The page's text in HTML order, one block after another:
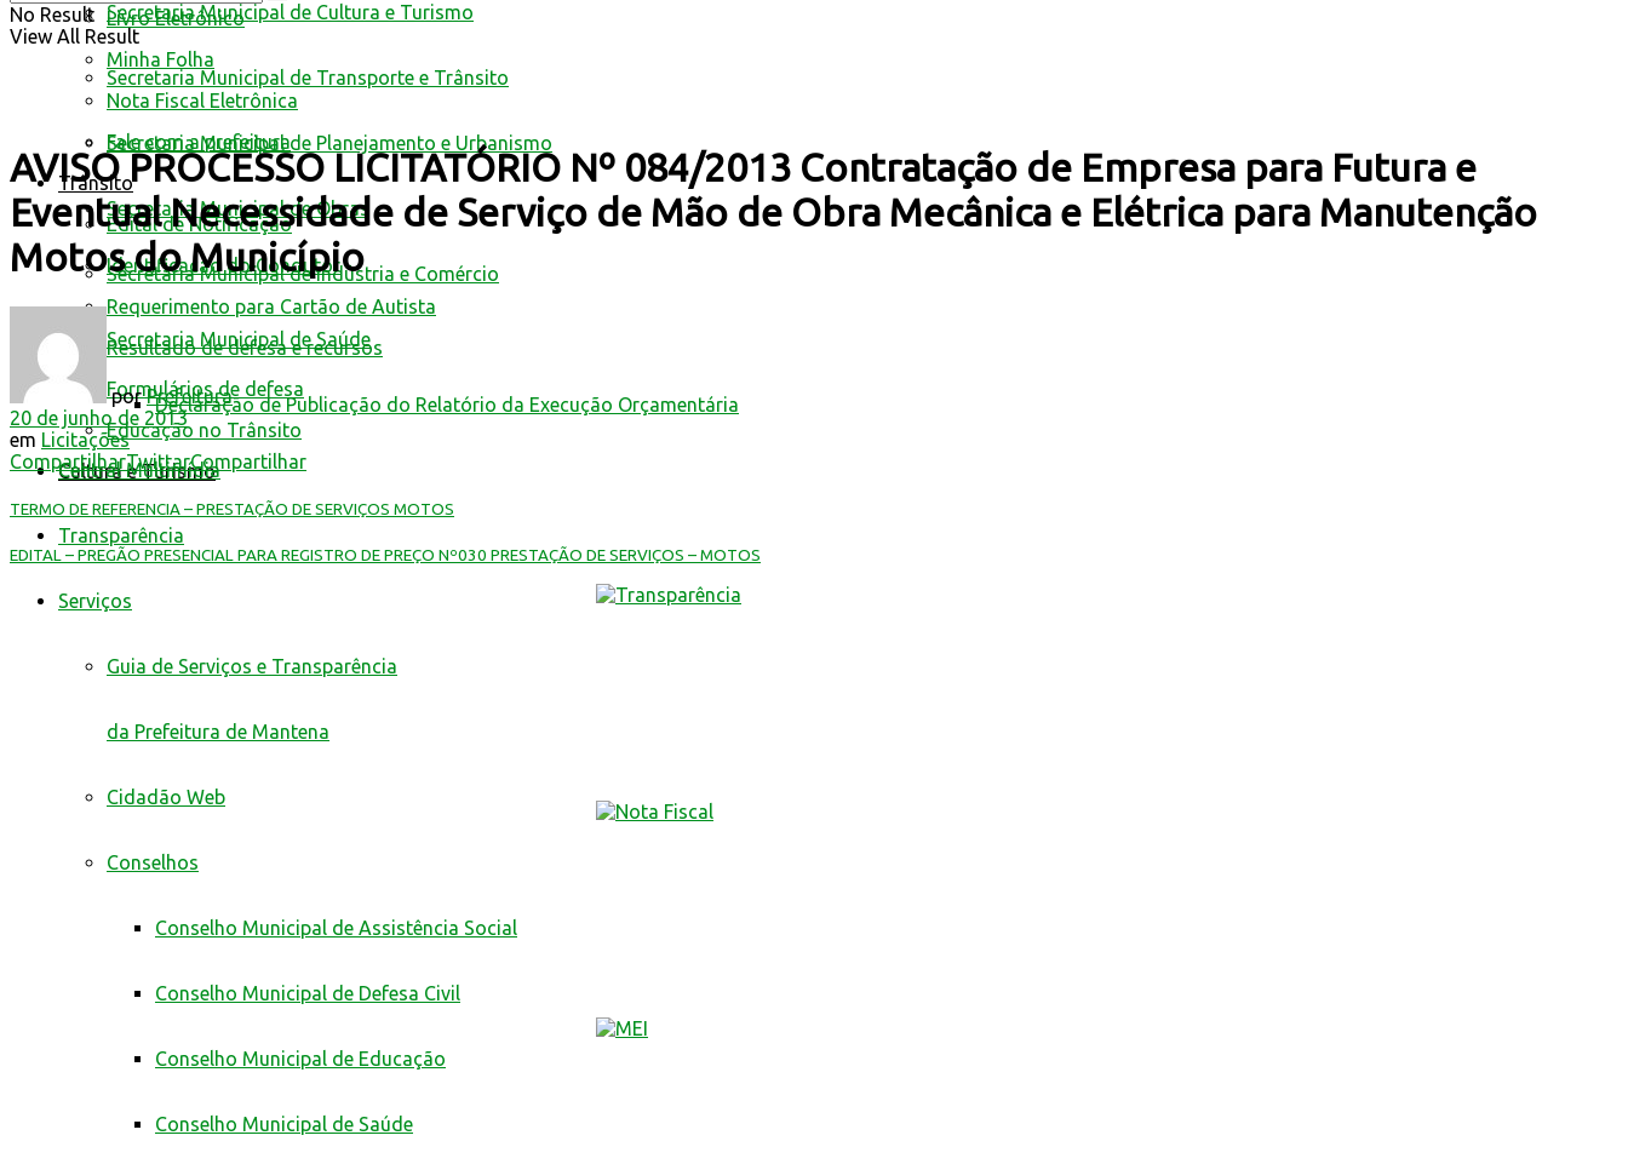
Livro Eletrônico
Minha Folha
Nota Fiscal Eletrônica
Fale com a prefeitura
Trânsito
Edital de Notificação
Identificacao do Condutor
Requerimento para Cartão de Autista
Resultado de defesa e recursos
Formulários de defesa
Educação no Trânsito
Cultura e Turismo
Secretaria Municipal de Cultura e Turismo
Secretaria Municipal de Transporte e Trânsito
Secretaria Municipal de Planejamento e Urbanismo
Secretaria Municipal de Obras
Secretaria Municipal de Indústria e Comércio
Secretaria Municipal de Saúde
Declaração de Publicação do Relatório da Execução Orçamentária
Central Multimídia
Transparência
Serviços
Guia de Serviços e Transparência
da Prefeitura de Mantena
Cidadão Web
Conselhos
Conselho Municipal de Assistência Social
Conselho Municipal de Defesa Civil
Conselho Municipal de Educação
Conselho Municipal de Saúde
No Result
View All Result
AVISO PROCESSO LICITATÓRIO Nº 084/2013 Contratação de Empresa para Futura e
Eventual Necessidade de Serviço de Mão de Obra Mecânica e Elétrica para Manutenção
Motos do Município
por Prefeitura
20 de junho de 2013
em Licitações
CompartilharTwittarCompartilhar
TERMO DE REFERENCIA – PRESTAÇÃO DE SERVIÇOS MOTOS
EDITAL – PREGÃO PRESENCIAL PARA REGISTRO DE PREÇO Nº030 PRESTAÇÃO DE SERVIÇOS – MOTOS